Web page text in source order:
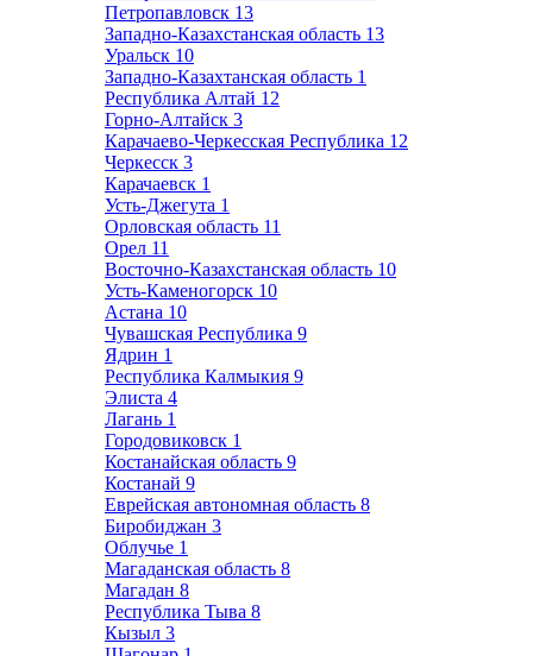
Петропавловск 13
Западно-Казахстанская область 13
Уральск 10
Западно-Казахтанская область 1
Республика Алтай 12
Горно-Алтайск 3
Карачаево-Черкесская Республика 12
Черкесск 3
Карачаевск 1
Усть-Джегута 1
Орловская область 11
Орел 11
Восточно-Казахстанская область 10
Усть-Каменогорск 10
Астана 10
Чувашская Республика 9
Ядрин 1
Республика Калмыкия 9
Элиста 4
Лагань 1
Городовиковск 1
Костанайская область 9
Костанай 9
Еврейская автономная область 8
Биробиджан 3
Облучье 1
Магаданская область 8
Магадан 8
Республика Тыва 8
Кызыл 3